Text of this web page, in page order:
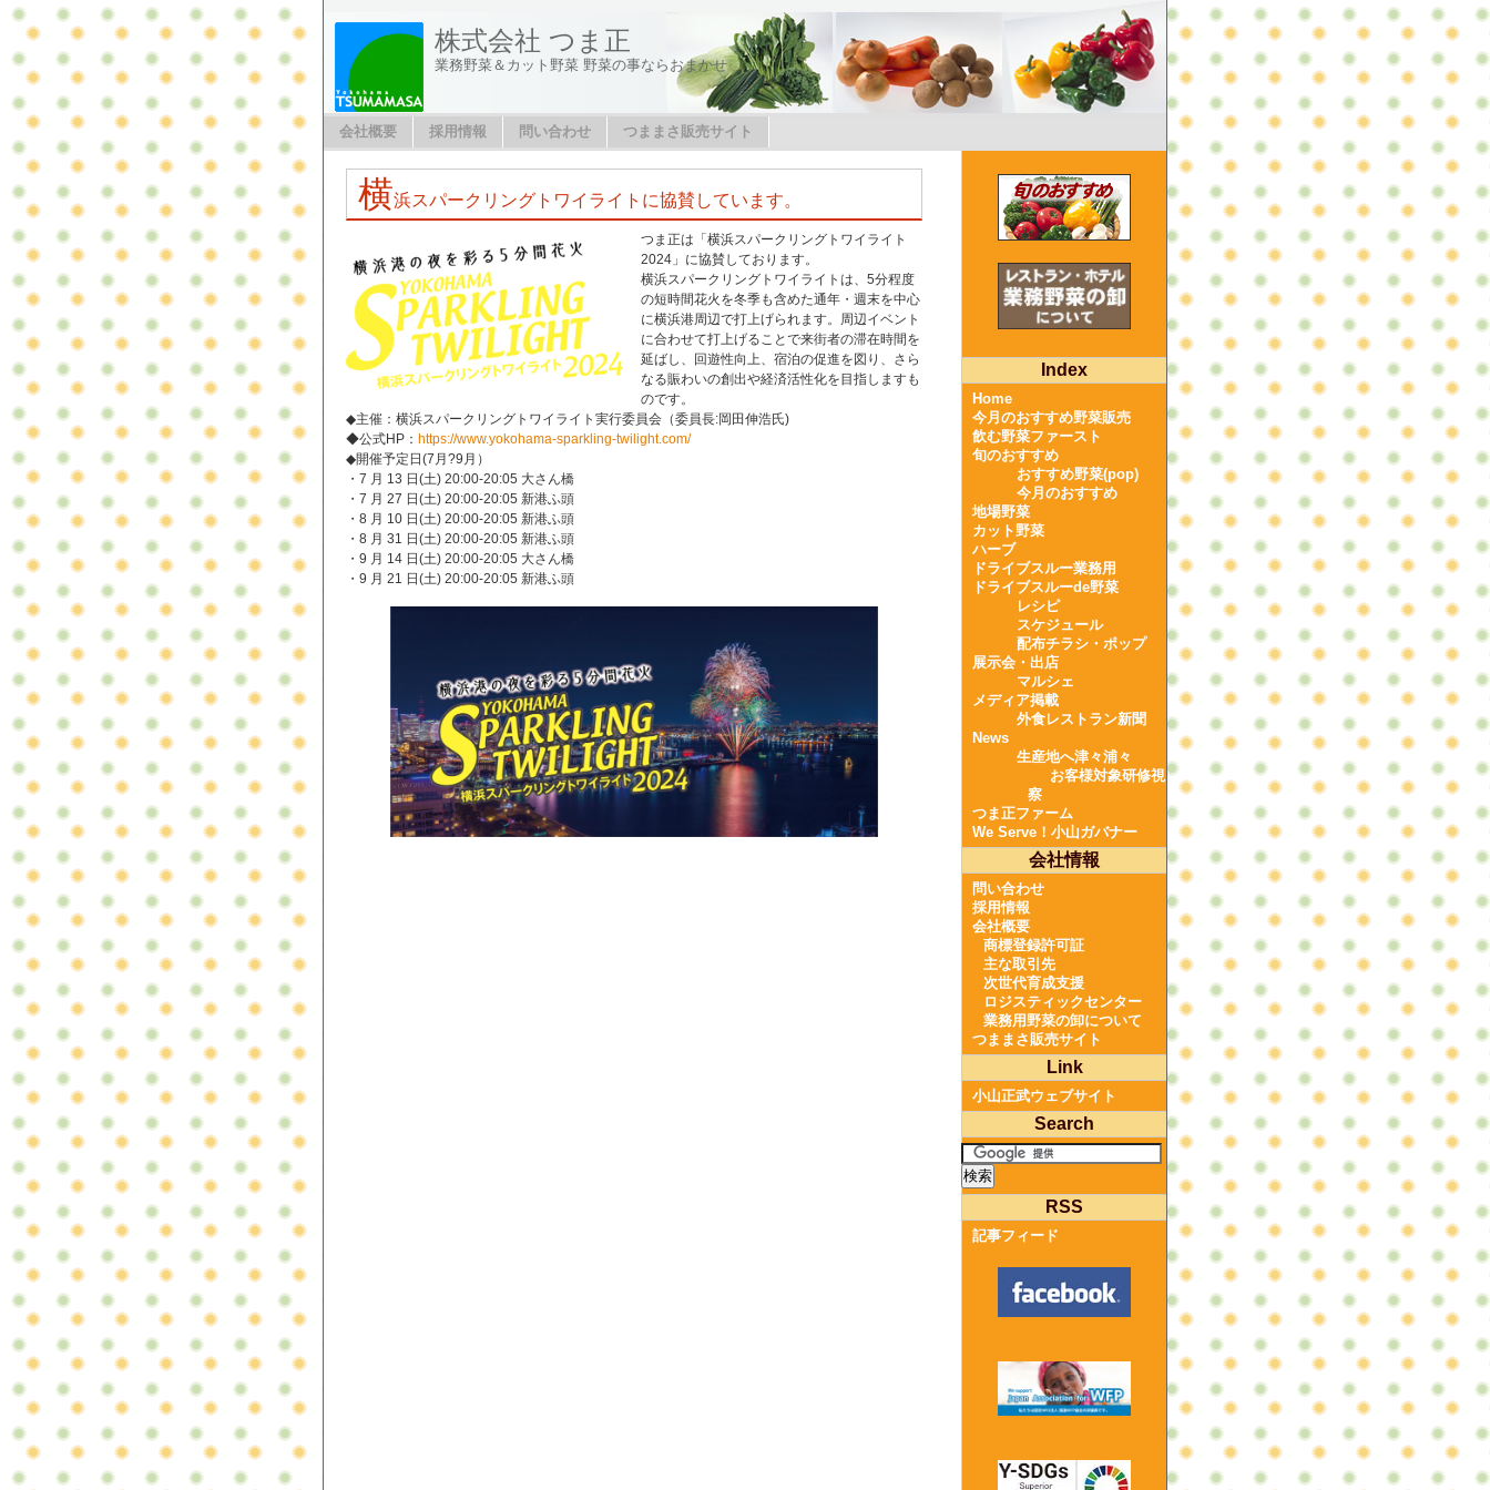
株式会社 つま正
業務野菜＆カット野菜 野菜の事ならおまかせ
会社概要 採用情報 問い合わせ つままさ販売サイト
横浜スパークリングトワイライトに協賛しています。
つま正は「横浜スパークリングトワイライト
2024」に協賛しております。
横浜スパークリングトワイライトは、5分程度
の短時間花火を冬季も含めた通年・週末を中心
に横浜港周辺で打上げられます。周辺イベント
に合わせて打上げることで来街者の滞在時間を
延ばし、回遊性向上、宿泊の促進を図り、さら
なる賑わいの創出や経済活性化を目指しますも
のです。
◆主催：横浜スパークリングトワイライト実行委員会（委員長:岡田伸浩氏)
◆公式HP： https://www.yokohama-sparkling-twilight.com/
◆開催予定日(7月?9月）
・7 月 13 日(土) 20:00-20:05 大さん橋
・7 月 27 日(土) 20:00-20:05 新港ふ頭
・8 月 10 日(土) 20:00-20:05 新港ふ頭
・8 月 31 日(土) 20:00-20:05 新港ふ頭
・9 月 14 日(土) 20:00-20:05 大さん橋
・9 月 21 日(土) 20:00-20:05 新港ふ頭
Index
Home
今月のおすすめ野菜販売
飲む野菜ファースト
旬のおすすめ
おすすめ野菜(pop)
今月のおすすめ
地場野菜
カット野菜
ハーブ
ドライブスルー業務用
ドライブスルーde野菜
レシピ
スケジュール
配布チラシ・ポップ
展示会・出店
マルシェ
メディア掲載
外食レストラン新聞
News
生産地へ津々浦々
お客様対象研修視
察
つま正ファーム
We Serve！小山ガバナー
会社情報
問い合わせ
採用情報
会社概要
商標登録許可証
主な取引先
次世代育成支援
ロジスティックセンター
業務用野菜の卸について
つままさ販売サイト
Link
小山正武ウェブサイト
Search
RSS
記事フィード